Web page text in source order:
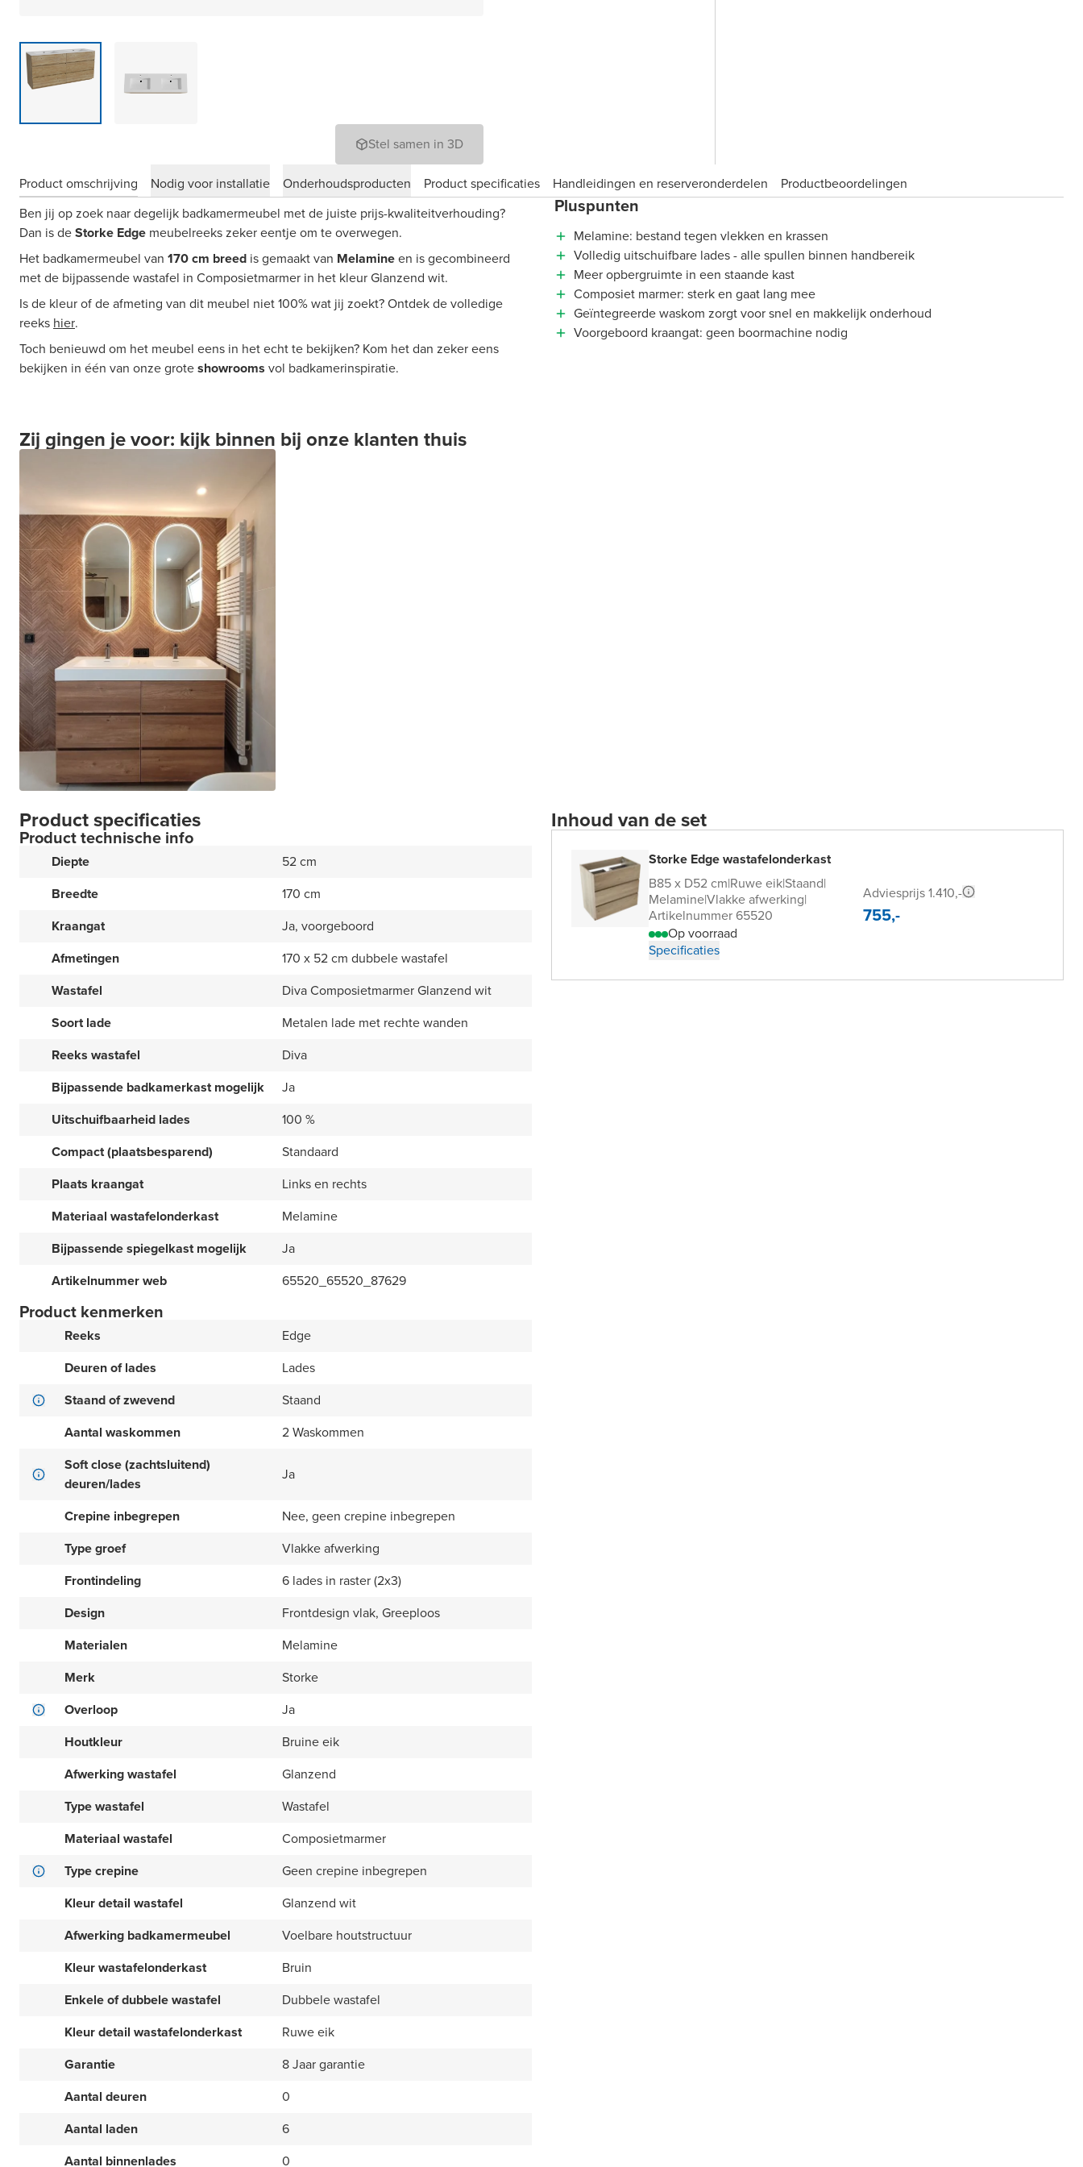
Stel samen in 3D
Product omschrijving Nodig voor installatie Onderhoudsproducten Product specificaties Handleidingen en reserveronderdelen
Product­beoordelingen
Ben jij op zoek naar degelijk badkamermeubel met de juiste prijs-kwaliteitverhouding?
Dan is deStorke Edge meubelreeks zeker eentje om te overwegen.
Het badkamermeubel van 170 cm breed is gemaakt van Melamineen is gecombineerd
met de bijpassende wastafel in Composietmarmer in het kleur Glanzend wit.
Is de kleur of de afmeting van dit meubel niet 100% wat jij zoekt? Ontdek de volledige
reeks hier.
Toch benieuwd om het meubel eens in het echt te bekijken? Kom het dan zeker eens
bekijken in één van onze groteshowrooms vol badkamerinspiratie.
Pluspunten
Melamine: bestand tegen vlekken en krassen
Volledig uitschuifbare lades - alle spullen binnen handbereik
Meer opbergruimte in een staande kast
Composiet marmer: sterk en gaat lang mee
Geïntegreerde waskom zorgt voor snel en makkelijk onderhoud
Voorgeboord kraangat: geen boormachine nodig
Zij gingen je voor: kijk binnen bij onze klanten thuis
Product specificaties
Product technische info
Diepte
52 cm
Breedte
170 cm
Kraangat
Ja, voorgeboord
Afmetingen
170 x 52 cm dubbele wastafel
Wastafel
Diva Composietmarmer Glanzend wit
Soort lade
Metalen lade met rechte wanden
Reeks wastafel
Diva
Bijpassende badkamerkast mogelijk
Ja
Uitschuifbaarheid lades
100 %
Compact (plaatsbesparend)
Standaard
Plaats kraangat
Links en rechts
Materiaal wastafelonderkast
Melamine
Bijpassende spiegelkast mogelijk
Ja
Artikelnummer web
65520_65520_87629
Product kenmerken
Reeks
Edge
Deuren of lades
Lades
Staand of zwevend
Staand
Aantal waskommen
2 Waskommen
Soft close (zachtsluitend)
deuren/lades
Ja
Crepine inbegrepen
Nee, geen crepine inbegrepen
Type groef
Vlakke afwerking
Frontindeling
6 lades in raster (2x3)
Design
Frontdesign vlak, Greeploos
Materialen
Melamine
Merk
Storke
Overloop
Ja
Houtkleur
Bruine eik
Afwerking wastafel
Glanzend
Type wastafel
Wastafel
Materiaal wastafel
Composietmarmer
Type crepine
Geen crepine inbegrepen
Kleur detail wastafel
Glanzend wit
Afwerking badkamermeubel
Voelbare houtstructuur
Kleur wastafelonderkast
Bruin
Enkele of dubbele wastafel
Dubbele wastafel
Kleur detail wastafelonderkast
Ruwe eik
Garantie
8 Jaar garantie
Aantal deuren
0
Aantal laden
6
Aantal binnenlades
0
Inhoud van de set
Storke Edge wastafelonderkast
B85 x D52 cm|Ruwe eik|Staand|
Melamine|Vlakke afwerking|
Artikelnummer 65520
Op voorraad
Specificaties
Adviesprijs 1.410,-
755,-